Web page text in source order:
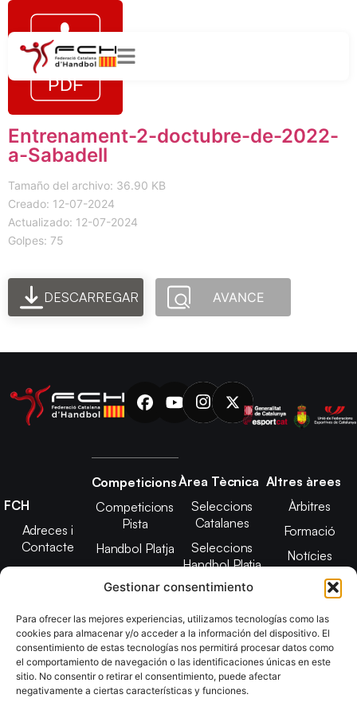
Gestionar consentimiento
Para ofrecer las mejores experiencias, utilizamos tecnologías como las
cookies para almacenar y/o acceder a la información del dispositivo. El
consentimiento de estas tecnologías nos permitirá procesar datos como
el comportamiento de navegación o las identificaciones únicas en este
sitio. No consentir o retirar el consentimiento, puede afectar
negativamente a ciertas características y funciones.
Entrenament-2-doctubre-de-2022-
a-Sabadell
Tamaño del archivo: 36.90 KB
Creado: 12-07-2024
Actualizado: 12-07-2024
Golpes: 75
DESCARREGAR AVANCE
FCH
Adreces i
Contacte
Junta Directiva
2025
Estatuts
Transparència
Imatge
Competicions
Competicions
Pista
Handbol Platja
Àrea Tècnica
Seleccions
Catalanes
Seleccions
Handbol Platja
Tecnificació
CATH
Promoció
Altres àrees
Àrbitres
Formació
Notícies
Adreces de
contacte